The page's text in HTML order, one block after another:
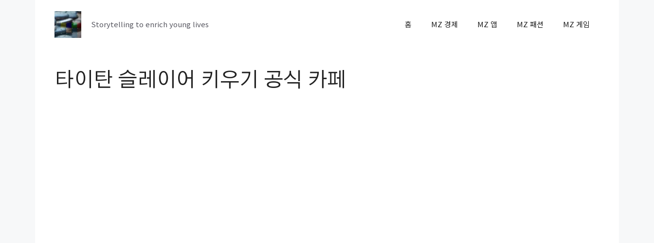
Storytelling to enrich young lives 홈 MZ 경제 MZ 앱 MZ 패션 MZ 게임
타이탄 슬레이어 키우기 공식 카페